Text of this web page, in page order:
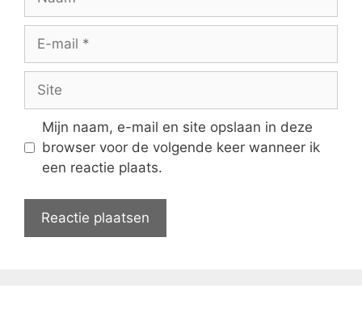
Site
Mijn naam, e-mail en site opslaan in deze
browser voor de volgende keer wanneer ik
een reactie plaats.